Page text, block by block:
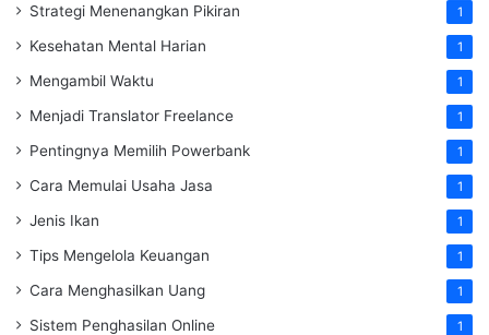
Strategi Menenangkan Pikiran 1
Kesehatan Mental Harian 1
Mengambil Waktu 1
Menjadi Translator Freelance 1
Pentingnya Memilih Powerbank 1
Cara Memulai Usaha Jasa 1
Jenis Ikan 1
Tips Mengelola Keuangan 1
Cara Menghasilkan Uang 1
Sistem Penghasilan Online 1